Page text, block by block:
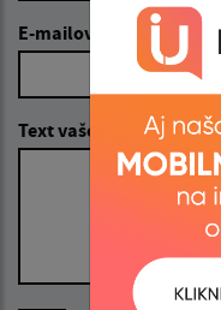
E-mailová adresa
Text vašej správy